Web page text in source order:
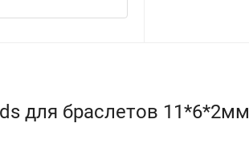
для браслетов 11*6*2мм